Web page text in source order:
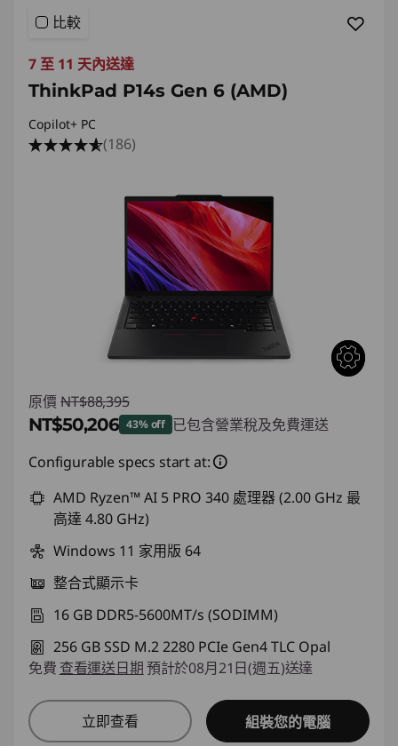
比較
7 至 11 天內送達
ThinkPad P14s Gen 6 (AMD)
Copilot+ PC
(186)
原價 NT$88,395
NT$50,206 43% off 已包含營業稅及免費運送
即時折扣： :-NT$38,189
Configurable specs start at:
AMD Ryzen™ AI 5 PRO 340 處理器 (2.00 GHz 最
高達 4.80 GHz)
Windows 11 家用版 64
整合式顯示卡
16 GB DDR5-5600MT/s (SODIMM)
256 GB SSD M.2 2280 PCIe Gen4 TLC Opal
免費 查看運送日期預計於08月21日(週五)送達
立即查看 組裝您的電腦